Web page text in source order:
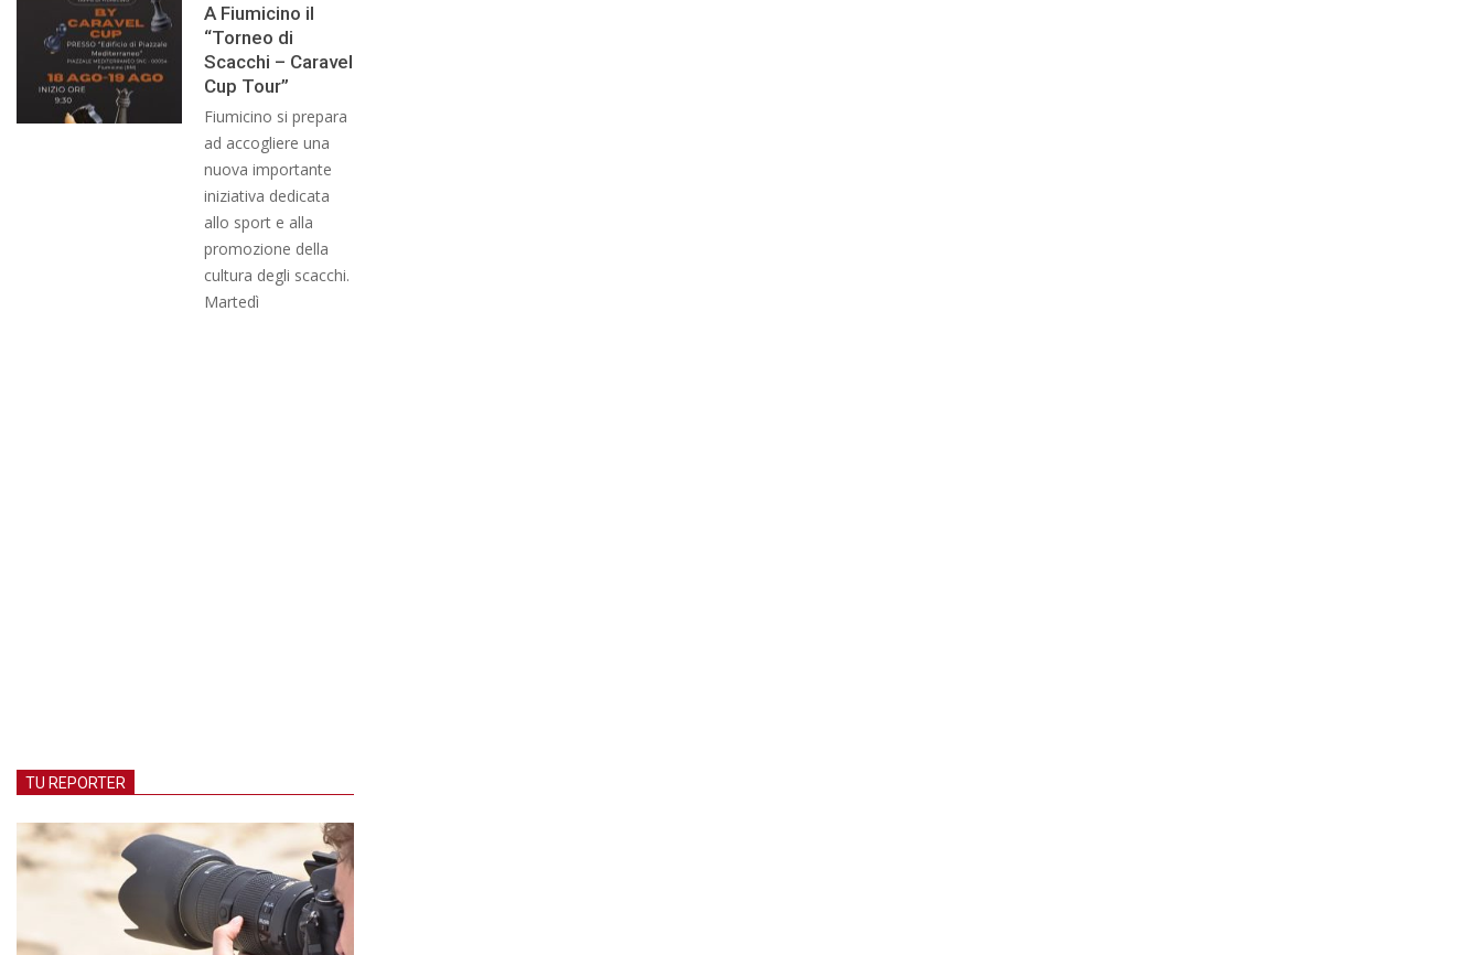
A Fiumicino il
“Torneo di
Scacchi – Caravel
Cup Tour”
Fiumicino si prepara
ad accogliere una
nuova importante
iniziativa dedicata
allo sport e alla
promozione della
cultura degli scacchi.
Martedì
TU REPORTER